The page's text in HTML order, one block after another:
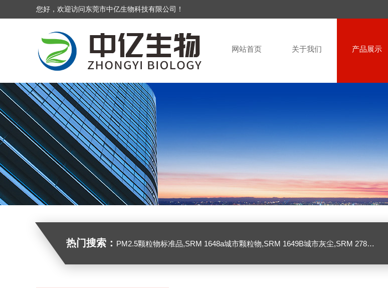
您好，欢迎访问东莞市中亿生物科技有限公司！
网站首页 关于我们 产品展示
热门搜索： PM2.5颗粒物标准品,SRM 1648a城市颗粒物,SRM 1649B城市灰尘,SRM 2786大气颗粒物,美国NIST标准品